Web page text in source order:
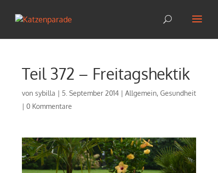
Teil 372 – Freitagshektik
von sybilla | 5. September 2014| Allgemein, Gesundheit
| 0 Kommentare